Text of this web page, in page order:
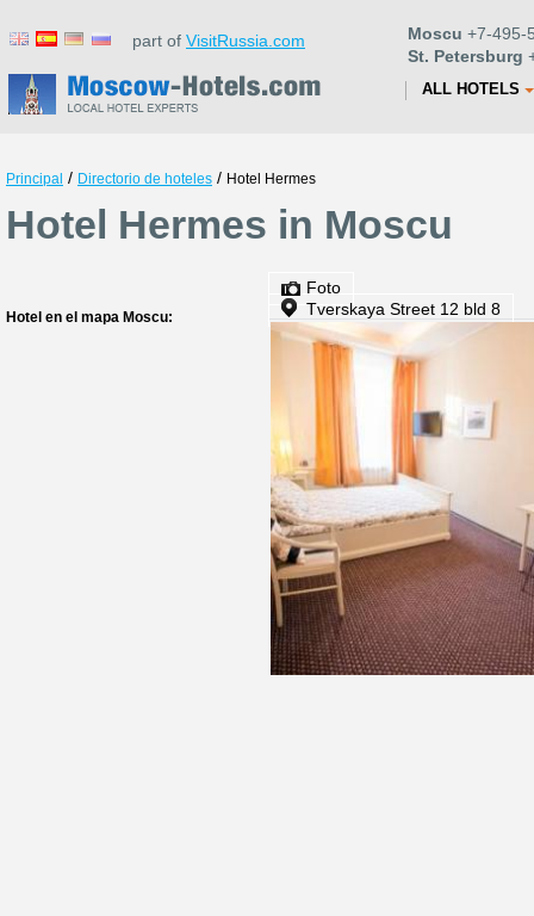
part of VisitRussia.com Moscu +7-495-
St. Petersburg
ALL HOTELS
Principal / Directorio de hoteles / Hotel Hermes
Hotel Hermes in Moscu
Hotel en el mapa Moscu:
Foto
Tverskaya Street 12 bld 8